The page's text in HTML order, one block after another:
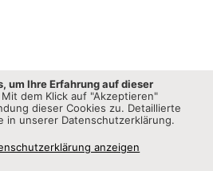
um Ihre Erfahrung auf dieser
Mit dem Klick auf "Akzeptieren"
dieser Cookies zu. Detaillierte
in unserer Datenschutzerklärung.
anzeigen